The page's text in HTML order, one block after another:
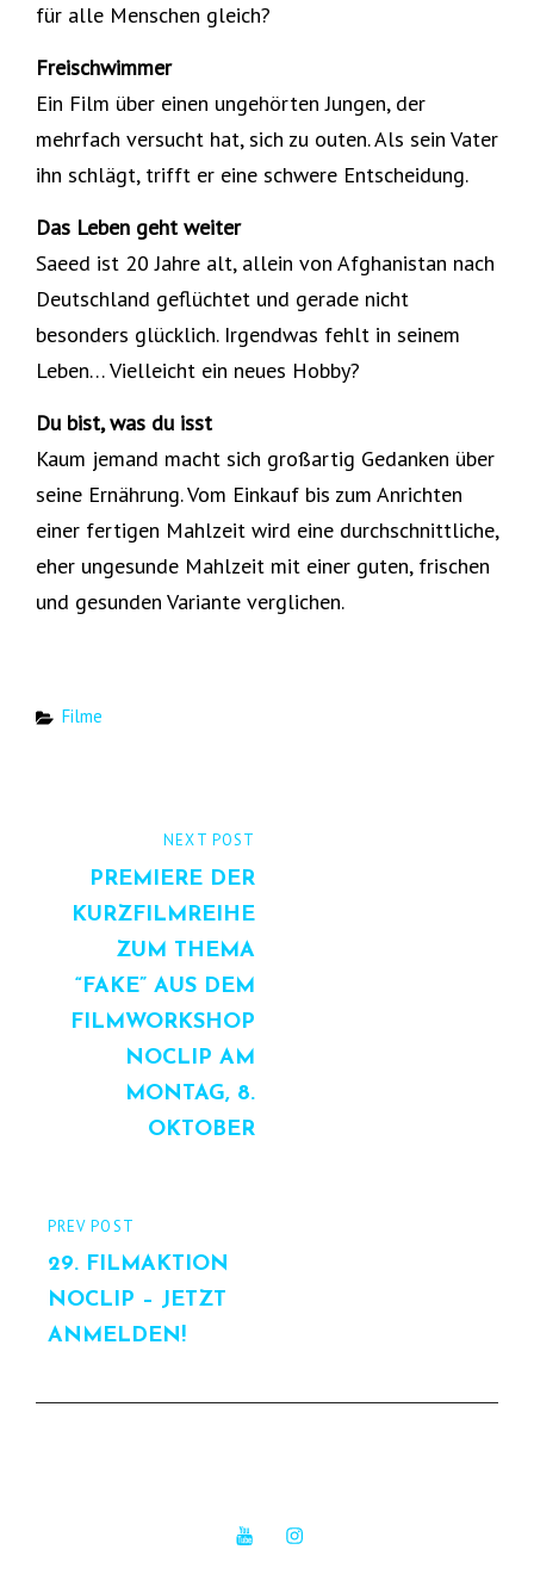
für alle Menschen gleich?
Freischwimmer
Ein Film über einen ungehörten Jungen, der
mehrfach versucht hat, sich zu outen. Als sein Vater
ihn schlägt, trifft er eine schwere Entscheidung.
Das Leben geht weiter
Saeed ist 20 Jahre alt, allein von Afghanistan nach
Deutschland geflüchtet und gerade nicht
besonders glücklich. Irgendwas fehlt in seinem
Leben… Vielleicht ein neues Hobby?
Du bist, was du isst
Kaum jemand macht sich großartig Gedanken über
seine Ernährung. Vom Einkauf bis zum Anrichten
einer fertigen Mahlzeit wird eine durchschnittliche,
eher ungesunde Mahlzeit mit einer guten, frischen
und gesunden Variante verglichen.
Categories
Filme
Beitrags-
Navigation
PREVIOUS
POST
PREV POST
29. FILMAKTION
NOCLIP – JETZT
ANMELDEN!
POST
NEXT POST
PREMIERE DER
KURZFILMREIHE
ZUM THEMA
“FAKE” AUS DEM
FILMWORKSHOP
NOCLIP AM
MONTAG, 8.
OKTOBER
YouTubeInstagram